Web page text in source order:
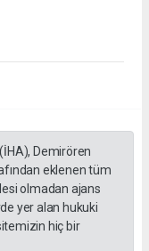
Demirören
eklenen tüm
olmadan ajans
yer alan hukuki
hiç bir